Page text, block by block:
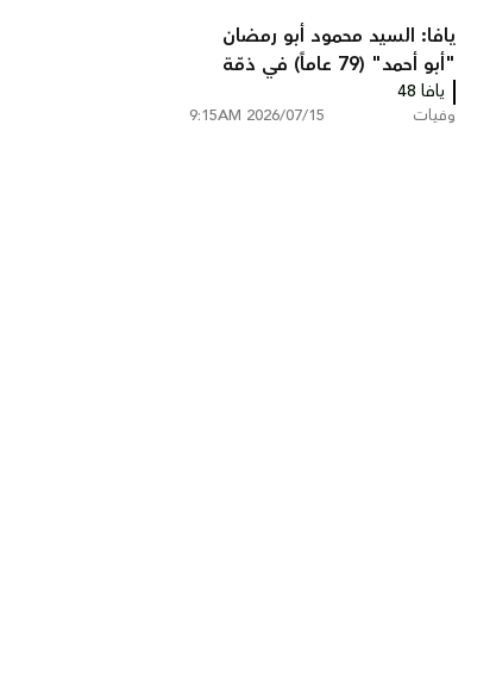
يافا: السيد محمود أبو رمضان
"أبو أحمد" (79 عاماً) في ذمّة
الله
يافا 48
وفيات 2026/07/15 9:15AM